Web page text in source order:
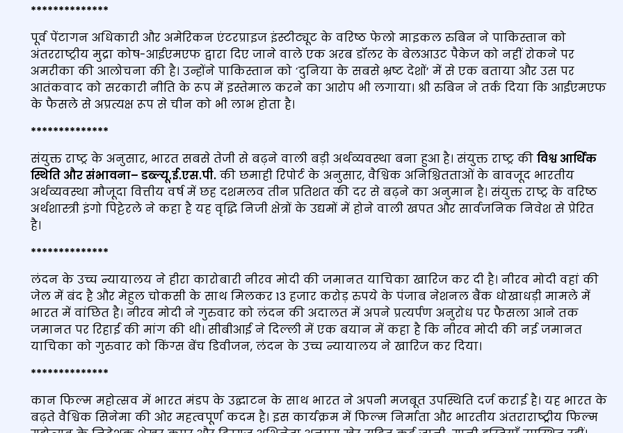
**************
पूर्व पेंटागन अधिकारी और अमेरिकन एंटरप्राइज इंस्टीट्यूट के वरिष्ठ फेलो माइकल रुबिन ने पाकिस्तान को
अंतरराष्ट्रीय मुद्रा कोष-आईएमएफ द्वारा दिए जाने वाले एक अरब डॉलर के बेलआउट पैकेज को नहीं रोकने पर
अमरीका की आलोचना की है। उन्होंने पाकिस्तान को ‘दुनिया के सबसे भ्रष्ट देशों’ में से एक बताया और उस पर
आतंकवाद को सरकारी नीति के रूप में इस्तेमाल करने का आरोप भी लगाया। श्री रुबिन ने तर्क दिया कि आईएमएफ
के फैसले से अप्रत्यक्ष रूप से चीन को भी लाभ होता है।
**************
संयुक्त राष्ट्र के अनुसार, भारत सबसे तेजी से बढ़ने वाली बड़ी अर्थव्यवस्था बना हुआ है। संयुक्त राष्ट्र की विश्व आर्थिक
स्थिति और संभावना– डब्ल्यू.ई.एस.पी. की छमाही रिपोर्ट के अनुसार, वैश्विक अनिश्चितताओं के बावजूद भारतीय
अर्थव्यवस्था मौजूदा वित्तीय वर्ष में छह दशमलव तीन प्रतिशत की दर से बढ़ने का अनुमान है। संयुक्त राष्ट्र के वरिष्ठ
अर्थशास्त्री इंगो पिट्टेरले ने कहा है यह वृद्धि निजी क्षेत्रों के उद्यमों में होने वाली खपत और सार्वजनिक निवेश से प्रेरित
है।
**************
लंदन के उच्च न्यायालय ने हीरा कारोबारी नीरव मोदी की जमानत याचिका खारिज कर दी है। नीरव मोदी वहां की
जेल में बंद है और मेहुल चोकसी के साथ मिलकर 13 हजार करोड़ रुपये के पंजाब नेशनल बैंक धोखाधड़ी मामले में
भारत में वांछित है। नीरव मोदी ने गुरुवार को लंदन की अदालत में अपने प्रत्यर्पण अनुरोध पर फैसला आने तक
जमानत पर रिहाई की मांग की थी। सीबीआई ने दिल्ली में एक बयान में कहा है कि नीरव मोदी की नई जमानत
याचिका को गुरुवार को किंग्स बेंच डिवीजन, लंदन के उच्च न्यायालय ने खारिज कर दिया।
**************
कान फिल्म महोत्सव में भारत मंडप के उद्घाटन के साथ भारत ने अपनी मजबूत उपस्थिति दर्ज कराई है। यह भारत के
बढ़ते वैश्विक सिनेमा की ओर महत्‍वपूर्ण कदम है। इस कार्यक्रम में फिल्म निर्माता और भारतीय अंतराराष्‍ट्रीय फिल्‍म